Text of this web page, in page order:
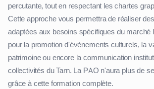
percutante, tout en respectant les chartes
Cette approche vous permettra de réaliser
adaptées aux besoins spécifiques du marché
pour la promotion d'évènements culturels, la
patrimoine ou encore la communication
collectivités du Tarn. La PAO n'aura plus de
grâce à cette formation complète.